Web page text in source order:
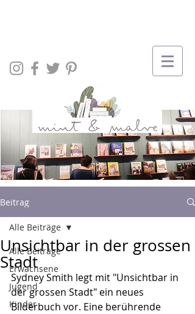
Beitrag
Alle Beiträge
Erwachsene
Jugend
Kinder
Alle Beiträge
Unsichtbar in der grossen
Stadt
Sydney Smith legt mit "Unsichtbar in
der grossen Stadt" ein neues
Bilderbuch vor. Eine berührende